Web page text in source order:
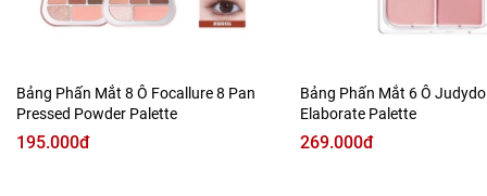
Bảng Phấn Mắt 8 Ô Focallure 8 Pan
Pressed Powder Palette
195.000đ
Bảng Phấn Mắt 6 Ô
Elaborate Palette
269.000đ